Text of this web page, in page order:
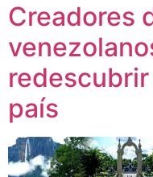
Creadores
país